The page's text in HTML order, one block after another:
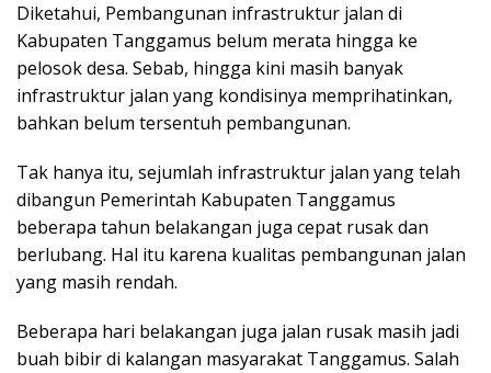
Diketahui, Pembangunan infrastruktur jalan di
Kabupaten Tanggamus belum merata hingga ke
pelosok desa. Sebab, hingga kini masih banyak
infrastruktur jalan yang kondisinya memprihatinkan,
bahkan belum tersentuh pembangunan.
Tak hanya itu, sejumlah infrastruktur jalan yang telah
dibangun Pemerintah Kabupaten Tanggamus
beberapa tahun belakangan juga cepat rusak dan
berlubang. Hal itu karena kualitas pembangunan jalan
yang masih rendah.
Beberapa hari belakangan juga jalan rusak masih jadi
buah bibir di kalangan masyarakat Tanggamus. Salah